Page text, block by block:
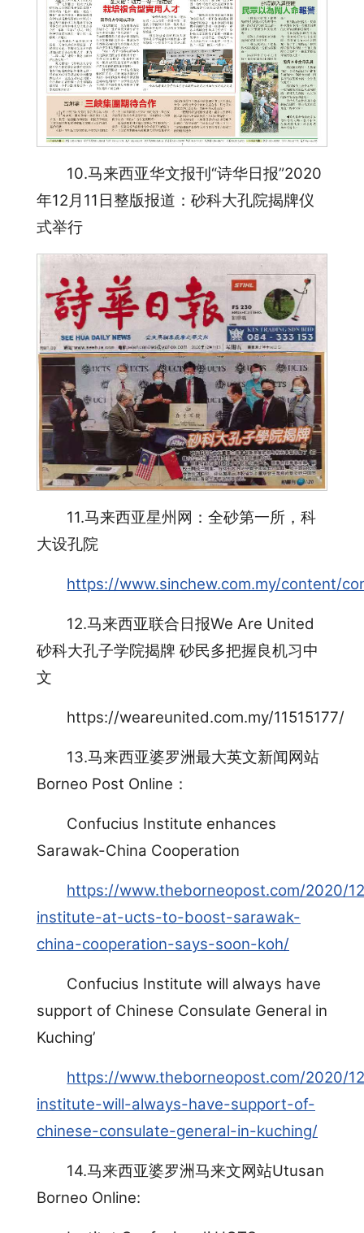
10.马来西亚华文报刊“诗华日报”2020
年12月11日整版报道：砂科大孔院揭牌仪
式举行
11.马来西亚星州网：全砂第一所，科
大设孔院
https://www.sinchew.com.my/content/
12.马来西亚联合日报We Are United
砂科大孔子学院揭牌 砂民多把握良机习中
文
https://weareunited.com.my/11515177/
13.马来西亚婆罗洲最大英文新闻网站
Borneo Post Online：
Confucius Institute enhances
Sarawak-China Cooperation
https://www.theborneopost.com/2020/
institute-at-ucts-to-boost-sarawak-
china-cooperation-says-soon-koh/
Confucius Institute will always have
support of Chinese Consulate General in
Kuching’
https://www.theborneopost.com/2020/
institute-will-always-have-support-of-
chinese-consulate-general-in-kuching/
14.马来西亚婆罗洲马来文网站Utusan
Borneo Online: